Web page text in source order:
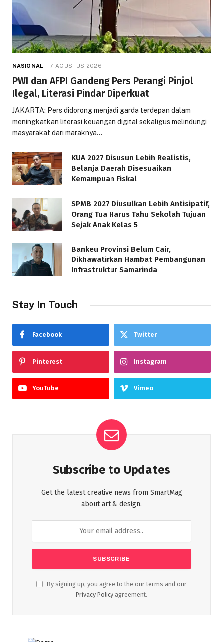
NASIONAL 7 AGUSTUS 2026
PWI dan AFPI Gandeng Pers Perangi Pinjol
Ilegal, Literasi Pindar Diperkuat
JAKARTA: Pers didorong menjadi garda terdepan dalam
meningkatkan literasi keuangan digital sekaligus melindungi
masyarakat dari maraknya…
KUA 2027 Disusun Lebih Realistis,
Belanja Daerah Disesuaikan
Kemampuan Fiskal
SPMB 2027 Diusulkan Lebih Antisipatif,
Orang Tua Harus Tahu Sekolah Tujuan
Sejak Anak Kelas 5
Bankeu Provinsi Belum Cair,
Dikhawatirkan Hambat Pembangunan
Infrastruktur Samarinda
Stay In Touch
Facebook Twitter
Pinterest Instagram
YouTube Vimeo
Subscribe to Updates
Get the latest creative news from SmartMag
about art & design.
By signing up, you agree to the our terms and our
Privacy Policy agreement.